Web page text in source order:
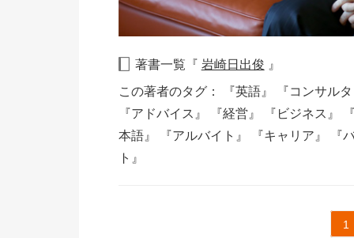
著書一覧『 岩崎日出俊 』
この著者のタグ：
『英語』
『コンサル
『アドバイス』
『経営』 『ビジネス』
本語』
『アルバイト』 『キャリア』
『
ト』
1